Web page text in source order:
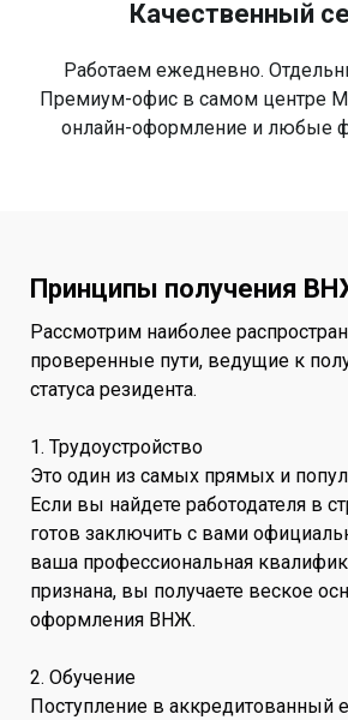
Качественный
Работаем ежедневно.
Премиум-офис в самом центре
онлайн-оформление и любые
Принципы получения
Рассмотрим наиболее
проверенные пути, ведущие к
статуса резидента.
1. Трудоустройство
Это один из самых прямых и
Если вы найдете работодателя в
готов заключить с вами
ваша профессиональная
признана, вы получаете веское
оформления ВНЖ.
2. Обучение
Поступление в аккредитованный